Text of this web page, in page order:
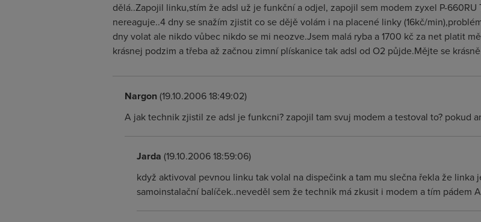
dělá..Zapojil linku,stím že adsl už je funkční a odjel, zapojil sem modem zyxel P-
nereaguje..4 dny se snažím zjistit co se dějě volám i na placené linky (16kč/
dny volat ale nikdo vůbec nikdo se mi neozve.Jsem malá ryba a 1700 kč za net platit
krásnej podzim a třeba až začnou zimní plískanice tak adsl od O2 půjde.Mějte se
Nargon(19.10.2006 18:49:02)
A jak technik zjistil ze adsl je funkcni? zapojil tam svuj modem a testoval to? pokud
Jarda (19.10.2006 18:59:06)
když aktivoval pevnou linku tak volal na dispečink a tam mu slečna řekla že linka
samoinstalační balíček..neveděl sem že technik má zkusit i modem a tím pádem